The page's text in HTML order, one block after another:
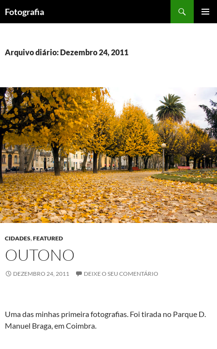
para
Fotografia
Arquivo diário: Dezembro 24, 2011
CIDADES,FEATURED
OUTONO
DEZEMBRO 24, 2011 DEIXE O SEU COMENTÁRIO
Uma das min­has primeira fotografias. Foi tira­da no Par­que D.
Manuel Bra­ga, em Coimbra.